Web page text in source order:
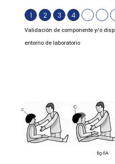
1 2 3 4
Validación de componente y/o
entorno de laboratorio